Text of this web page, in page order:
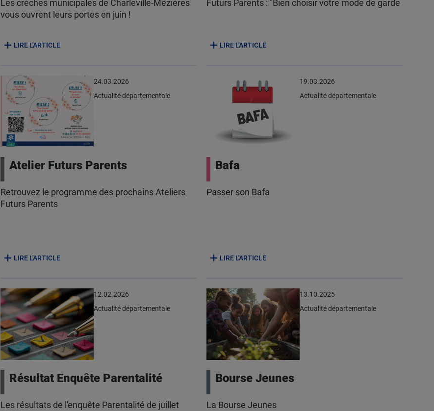
Les crèches municipales de Charleville-Mézières
vous ouvrent leurs portes en juin !
LIRE L'ARTICLE
Futurs Parents : "Bien choisir votre mode de garde
LIRE L'ARTICLE
24.03.2026
Actualité départementale
Atelier Futurs Parents
Retrouvez le programme des prochains Ateliers
Futurs Parents
LIRE L'ARTICLE
19.03.2026
Actualité départementale
Bafa
Passer son Bafa
LIRE L'ARTICLE
12.02.2026
Actualité départementale
Résultat Enquête Parentalité
Les résultats de l'enquête Parentalité de juillet
13.10.2025
Actualité départementale
Bourse Jeunes
La Bourse Jeunes